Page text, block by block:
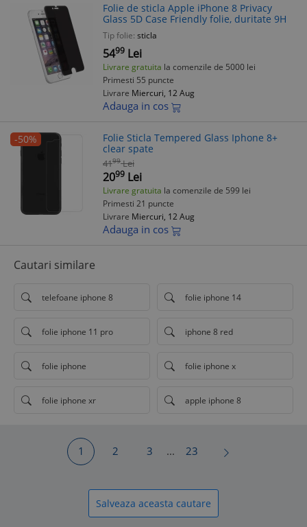
Folie de sticla Apple iPhone 8 Privacy
Glass 5D Case Friendly folie, duritate 9H
Tip folie: sticla
5499 Lei
Livrare gratuita la comenzile de 5000 lei
Primesti 55 puncte
Livrare Miercuri, 12 Aug
Adauga in cos
-50%
Folie Sticla Tempered Glass Iphone 8+
clear spate
4199 Lei
2099 Lei
Livrare gratuita la comenzile de 599 lei
Primesti 21 puncte
Livrare Miercuri, 12 Aug
Adauga in cos
Cautari similare
telefoane iphone 8 folie iphone 14
folie iphone 11 pro iphone 8 red
folie iphone folie iphone x
folie iphone xr apple iphone 8
1 2 3 ... 23
Salveaza aceasta cautare